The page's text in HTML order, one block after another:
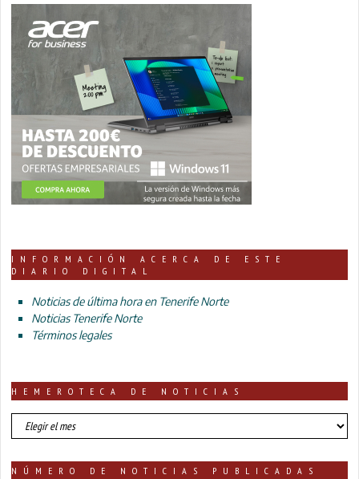
INFORMACIÓN ACERCA DE ESTE
DIARIO DIGITAL
Noticias de última hora en Tenerife Norte
Noticias Tenerife Norte
Términos legales
HEMEROTECA DE NOTICIAS
HEMEROTECA
DE
NÚMERO DE NOTICIAS PUBLICADAS